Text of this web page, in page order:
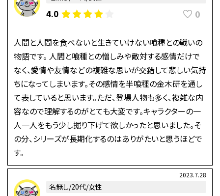
4.0 0
人間と人間を食べないと生きていけない喰種との戦いの
物語です。 人間と喰種との憎しみや敵対する感情だけで
なく、愛情や友情などの複雑な思いが交錯して悲しい気持
ちになってしまいます。その感情を半喰種の金木研を通し
て表していると思います。ただ、登場人物も多く、複雑な内
容なので理解するのがとても大変です。キャラクターの一
人一人をもう少し掘り下げて欲しかったと思いました。そ
の分、シリーズが長期化するのはありがたいと思うほどで
す。
2023.7.28
名無し/20代/女性